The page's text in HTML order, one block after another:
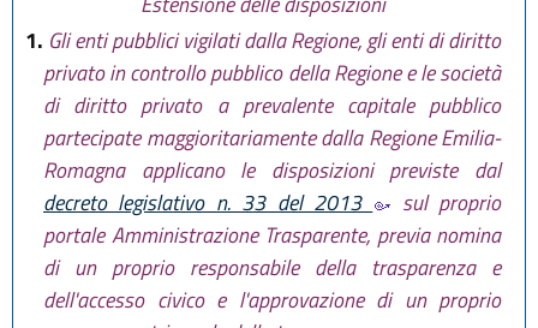
L.R. 18 luglio 2014, n. 15
, infine
abrogato comma 2 daart. 15 L.R.
30 aprile 2015, n. 2)
1. Gli enti pubblici vigilati dalla Regione, gli enti di diritto
privato in controllo pubblico della Regione e le società
di diritto privato a prevalente capitale pubblico
partecipate maggioritariamente dalla Regione Emilia-
Romagna applicano le disposizioni previste dal
decreto legislativo n. 33 del 2013
sul proprio
portale Amministrazione Trasparente, previa nomina
di un proprio responsabile della trasparenza e
dell'accesso civico e l'approvazione di un proprio